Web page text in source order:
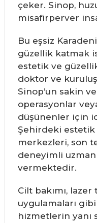
çeker. Sinop,
misafirperver
Bu eşsiz
güzellik katmak
estetik ve
doktor ve
Sinop’un sakin
operasyonlar
düşünenler için
Şehirdeki
merkezleri, son
deneyimli
vermektedir.
Cilt bakımı,
uygulamaları
hizmetlerin yanı